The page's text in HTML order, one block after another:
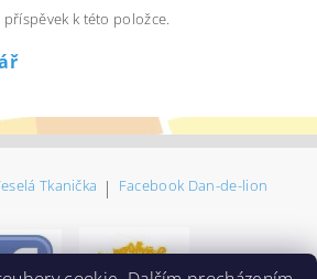
k této položce.
Tkanička | Facebook Dan-de-lion